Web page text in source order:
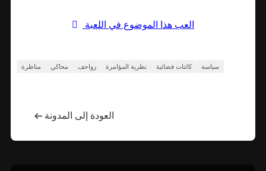
العب هذا الموضوع في اللعبة
مناظرة محاكي زواحف نظرية المؤامرة كائنات فضائية سياسة
←العودة إلى المدونة